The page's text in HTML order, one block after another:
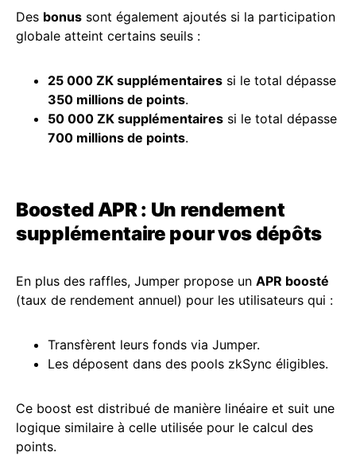
Des bonus sont également ajoutés si la participation
globale atteint certains seuils :
25 000 ZK supplémentaires si le total dépasse
350 millions de points.
50 000 ZK supplémentaires si le total dépasse
700 millions de points.
Boosted APR : Un rendement
supplémentaire pour vos dépôts
En plus des raffles, Jumper propose un APR boosté
(taux de rendement annuel) pour les utilisateurs qui :
Transfèrent leurs fonds via Jumper.
Les déposent dans des pools zkSync éligibles.
Ce boost est distribué de manière linéaire et suit une
logique similaire à celle utilisée pour le calcul des
points.